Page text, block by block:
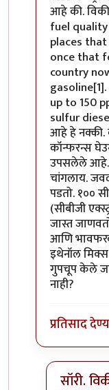
आहे की.
fuel
places
once that
country
up to 150
sulfur
आहे हे नक्की.
कॉन्फरन्स
उपसलेले आहे.
चांगलाय.
पडतो. १००
(सीबीजी
जास्त
आणि
इथेनॉल
गुपचूप केले
नाही?
प्रतिसाद
सॉरी.